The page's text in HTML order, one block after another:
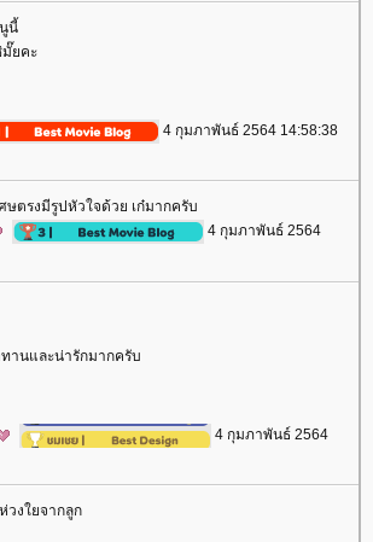
นี้
ยคะ
4 กุมภาพันธ์ 2564 14:58:38
ษตรงมีรูปหัวใจด้วย เก๋มากครับ
4 กุมภาพันธ์ 2564
านและน่ารักมากครับ
4 กุมภาพันธ์ 2564
วงใยจากลูก